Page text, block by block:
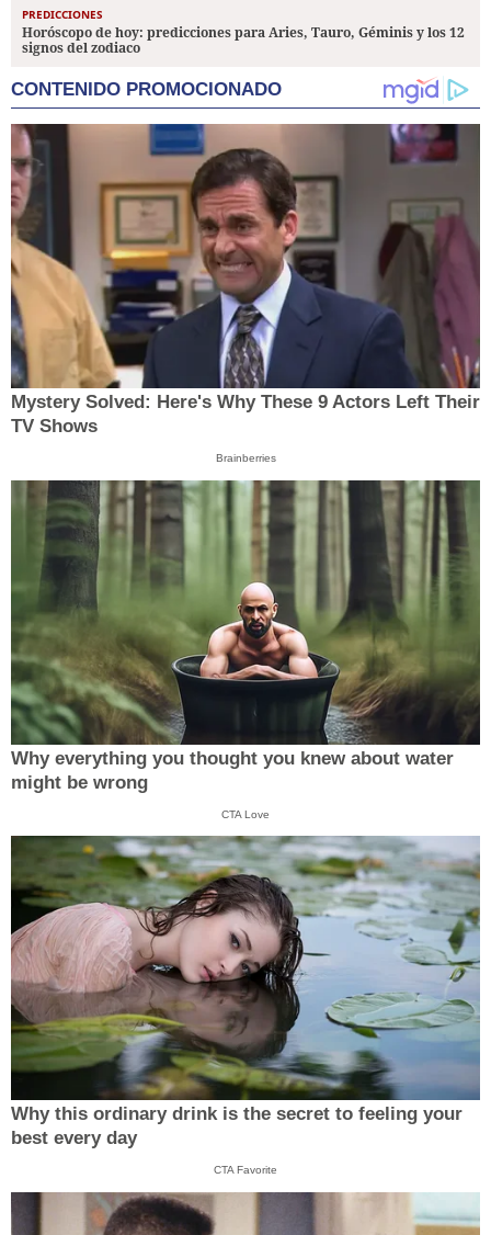
PREDICCIONES
Horóscopo de hoy: predicciones para Aries, Tauro, Géminis y los 12
signos del zodiaco
CONTENIDO PROMOCIONADO
Mystery Solved: Here's Why These 9 Actors Left Their
TV Shows
Brainberries
Why everything you thought you knew about water
might be wrong
CTA Love
Why this ordinary drink is the secret to feeling your
best every day
CTA Favorite